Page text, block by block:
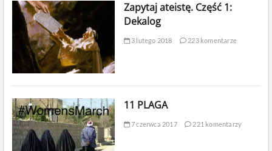
Zapytaj ateistę. Część 1:
Dekalog
3 lutego 2018 223 komentarze
11 PLAGA
7 czerwca 2017 221 komentarzy